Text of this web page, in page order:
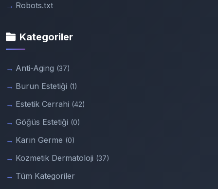
Robots.txt
Kategoriler
Anti-Aging (37)
Burun Estetiği (1)
Estetik Cerrahi (42)
Göğüs Estetiği (0)
Karın Germe (0)
Kozmetik Dermatoloji (37)
Tüm Kategoriler